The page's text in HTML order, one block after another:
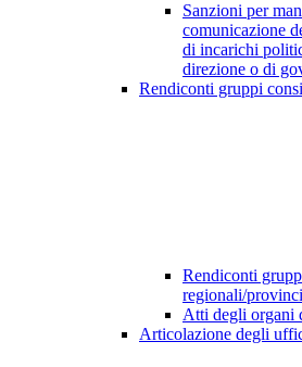
Sanzioni per
comunicazione
di incarichi
direzione o di
Rendiconti gruppi
Rendiconti
regionali/
Atti degli organi
Articolazione degli